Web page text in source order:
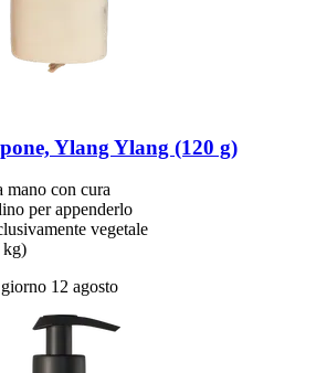
Ylang Ylang (120 g)
mano con cura
per appenderlo
vegetale
kg)
12 agosto